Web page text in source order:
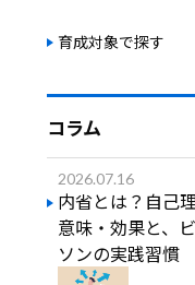
育成対象で探す
コラム
2026.07.16
内省とは？自己
意味・効果と、
ソンの実践習慣